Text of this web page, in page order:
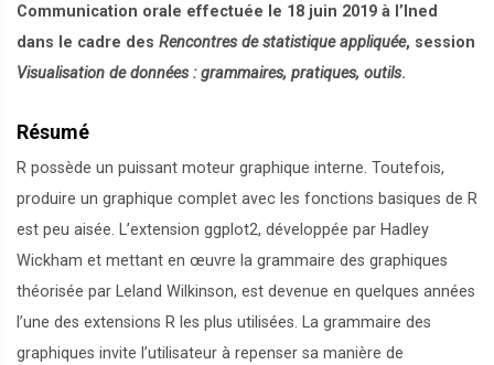
Communication orale effectuée le 18 juin 2019 à l’Ined
dans le cadre des Rencontres de statistique appliquée, session
Visualisation de données : grammaires, pratiques, outils.
Résumé
R possède un puissant moteur graphique interne. Toutefois,
produire un graphique complet avec les fonctions basiques de R
est peu aisée. L’extension ggplot2, développée par Hadley
Wickham et mettant en œuvre la grammaire des graphiques
théorisée par Leland Wilkinson, est devenue en quelques années
l’une des extensions R les plus utilisées. La grammaire des
graphiques invite l’utilisateur à repenser sa manière de